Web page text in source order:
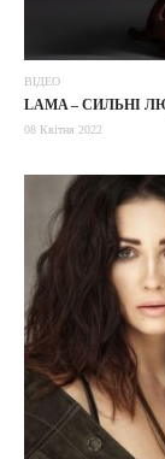
ВІДЕО
LAMA – СИЛЬНІ
08 Квітня 2022